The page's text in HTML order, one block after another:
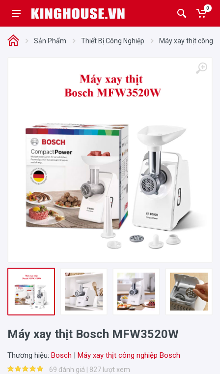
0
Sản Phẩm Thiết Bị Công Nghiệp Máy xay thịt công
Máy xay thịt Bosch MFW3520W
Thương hiệu: Bosch | Máy xay thịt công nghiệp Bosch
69 đánh giá | 827 lượt xem